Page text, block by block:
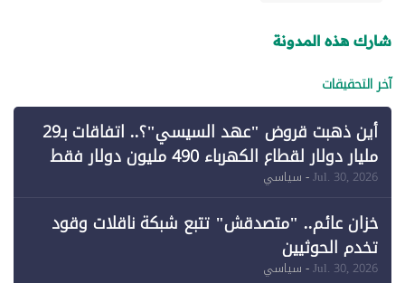
شارك هذه المدونة
آخر التحقيقات
أين ذهبت قروض "عهد السيسي"؟.. اتفاقات بـ29
مليار دولار لقطاع الكهرباء 490 مليون دولار فقط
لـ"الطاقة المتجددة" (1)
Jul. 30, 2026- سياسي
خزان عائم.. "متصدقش" تتبع شبكة ناقلات وقود
تخدم الحوثيين
Jul. 30, 2026- سياسي